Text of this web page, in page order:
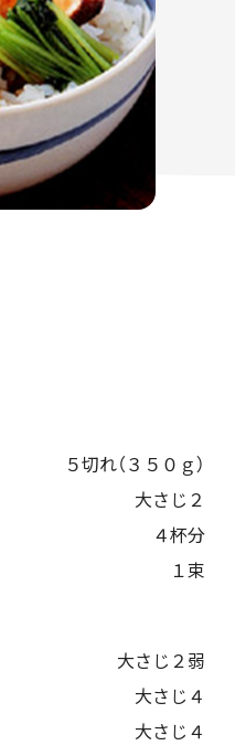
５切れ（３５０ｇ）
大さじ２
４杯分
１束
大さじ２弱
大さじ４
大さじ４